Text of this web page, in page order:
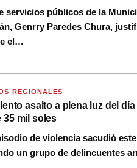
servicios públicos de la
Genrry Paredes Chura,
el…
REGIONALES
asalto a plena luz del
35 mil soles
de violencia sacudió
un grupo de delincuentes